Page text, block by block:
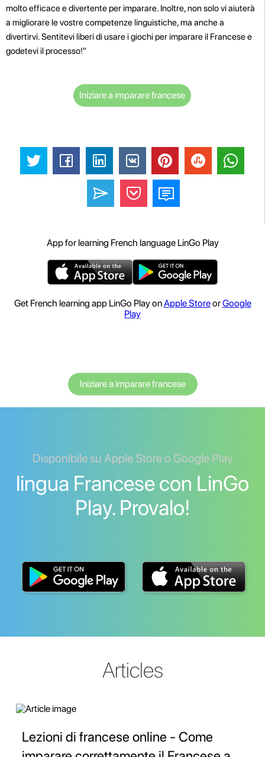
molto efficace e divertente per imparare. Inoltre, non solo vi aiuterà
a migliorare le vostre competenze linguistiche, ma anche a
divertirvi. Sentitevi liberi di usare i giochi per imparare il Francese e
godetevi il processo!"
Iniziare a imparare francese
App for learning French language LinGo Play
Get French learning app LinGo Play onApple StoreorGoogle
Play
Iniziare a imparare francese
Disponibile su Apple Store o Google Play
lingua Francese con LinGo
Play. Provalo!
Articles
Lezioni di francese online - Come